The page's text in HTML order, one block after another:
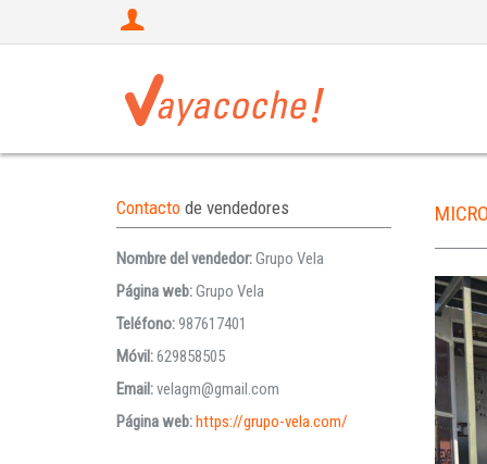
Contacto de vendedores
Nombre del vendedor:Grupo Vela
Página web:Grupo Vela
Teléfono:987617401
Móvil:629858505
Email:velagm@gmail.com
Página web:https://grupo-vela.com/